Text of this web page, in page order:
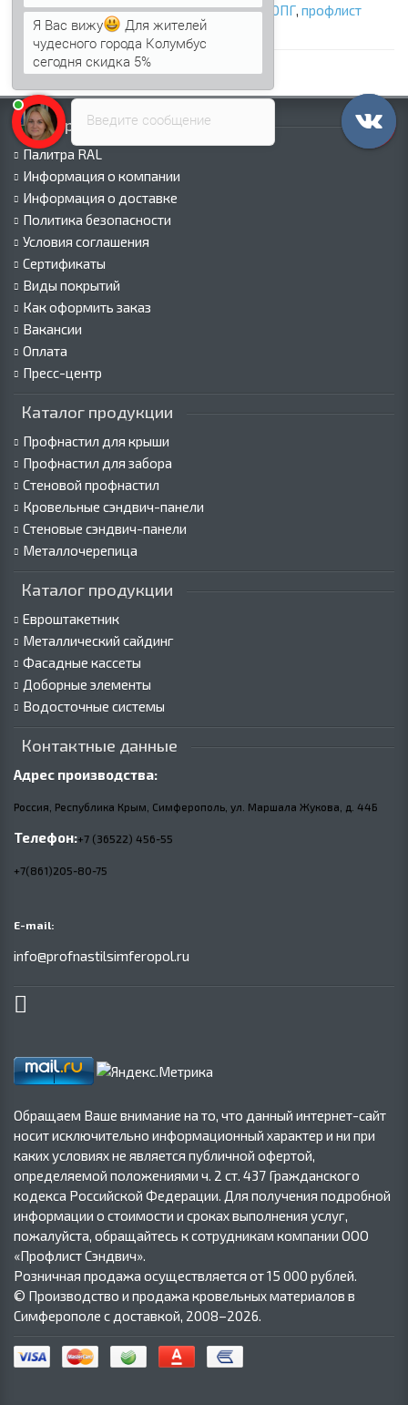
профлист оцинкованный,профнастил СС10ПГ, профлист
СС10ПГ
Информация
Палитра RAL
Информация о компании
Информация о доставке
Политика безопасности
Условия соглашения
Сертификаты
Виды покрытий
Как оформить заказ
Вакансии
Оплата
Пресс-центр
Каталог продукции
Профнастил для крыши
Профнастил для забора
Стеновой профнастил
Кровельные сэндвич-панели
Стеновые сэндвич-панели
Металлочерепица
Каталог продукции
Евроштакетник
Металлический сайдинг
Фасадные кассеты
Доборные элементы
Водосточные системы
Контактные данные
Адрес производства:
Россия, Республика Крым, Симферополь, ул. Маршала Жукова, д. 44Б
Телефон:+7 (36522) 456-55
+7(861)205-80-75
E-mail:
info@profnastilsimferopol.ru
Обращаем Ваше внимание на то, что данный интернет-сайт
носит исключительно информационный характер и ни при
каких условиях не является публичной офертой,
определяемой положениями ч. 2 ст. 437 Гражданского
кодекса Российской Федерации. Для получения подробной
информации о стоимости и сроках выполнения услуг,
пожалуйста, обращайтесь к сотрудникам компании ООО
«Профлист Сэндвич».
Розничная продажа осуществляется от 15 000 рублей.
© Производство и продажа кровельных материалов в
Симферополе с доставкой, 2008–2026.
Введите сообщение
Я Вас вижу
Для жителей
чудесного города Колумбус
сегодня скидка 5%